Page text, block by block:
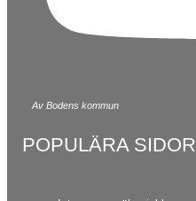
Av Bodens kommun
POPULÄRA SIDOR